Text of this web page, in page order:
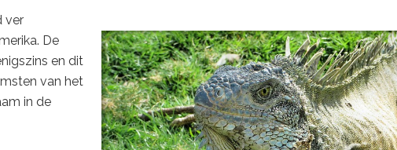
ver
De
en dit
van het
in de